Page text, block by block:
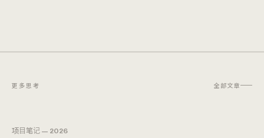
更多思考 全部文章
项目笔记 — 2026